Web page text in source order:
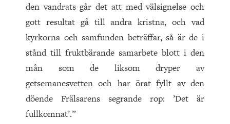
den vandrats går det att med välsignelse och
gott resultat gå till andra kristna, och vad
kyrkorna och samfunden beträffar, så är de i
stånd till fruktbärande samarbete blott i den
mån som de liksom dryper av
getsemanesvetten och har örat fyllt av den
döende Frälsarens segrande rop: ’Det är
fullkomnat’.”